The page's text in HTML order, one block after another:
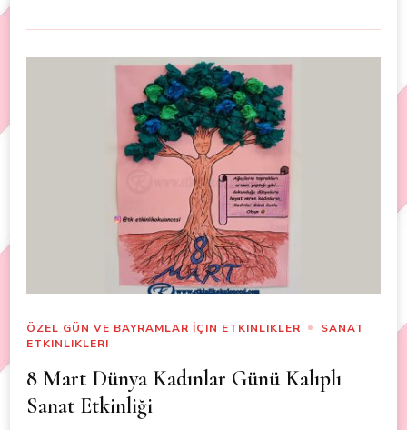
ÖZEL GÜN VE BAYRAMLAR İÇIN ETKINLIKLER
SANAT
ETKINLIKLERI
8 Mart Dünya Kadınlar Günü Kalıplı
Sanat Etkinliği